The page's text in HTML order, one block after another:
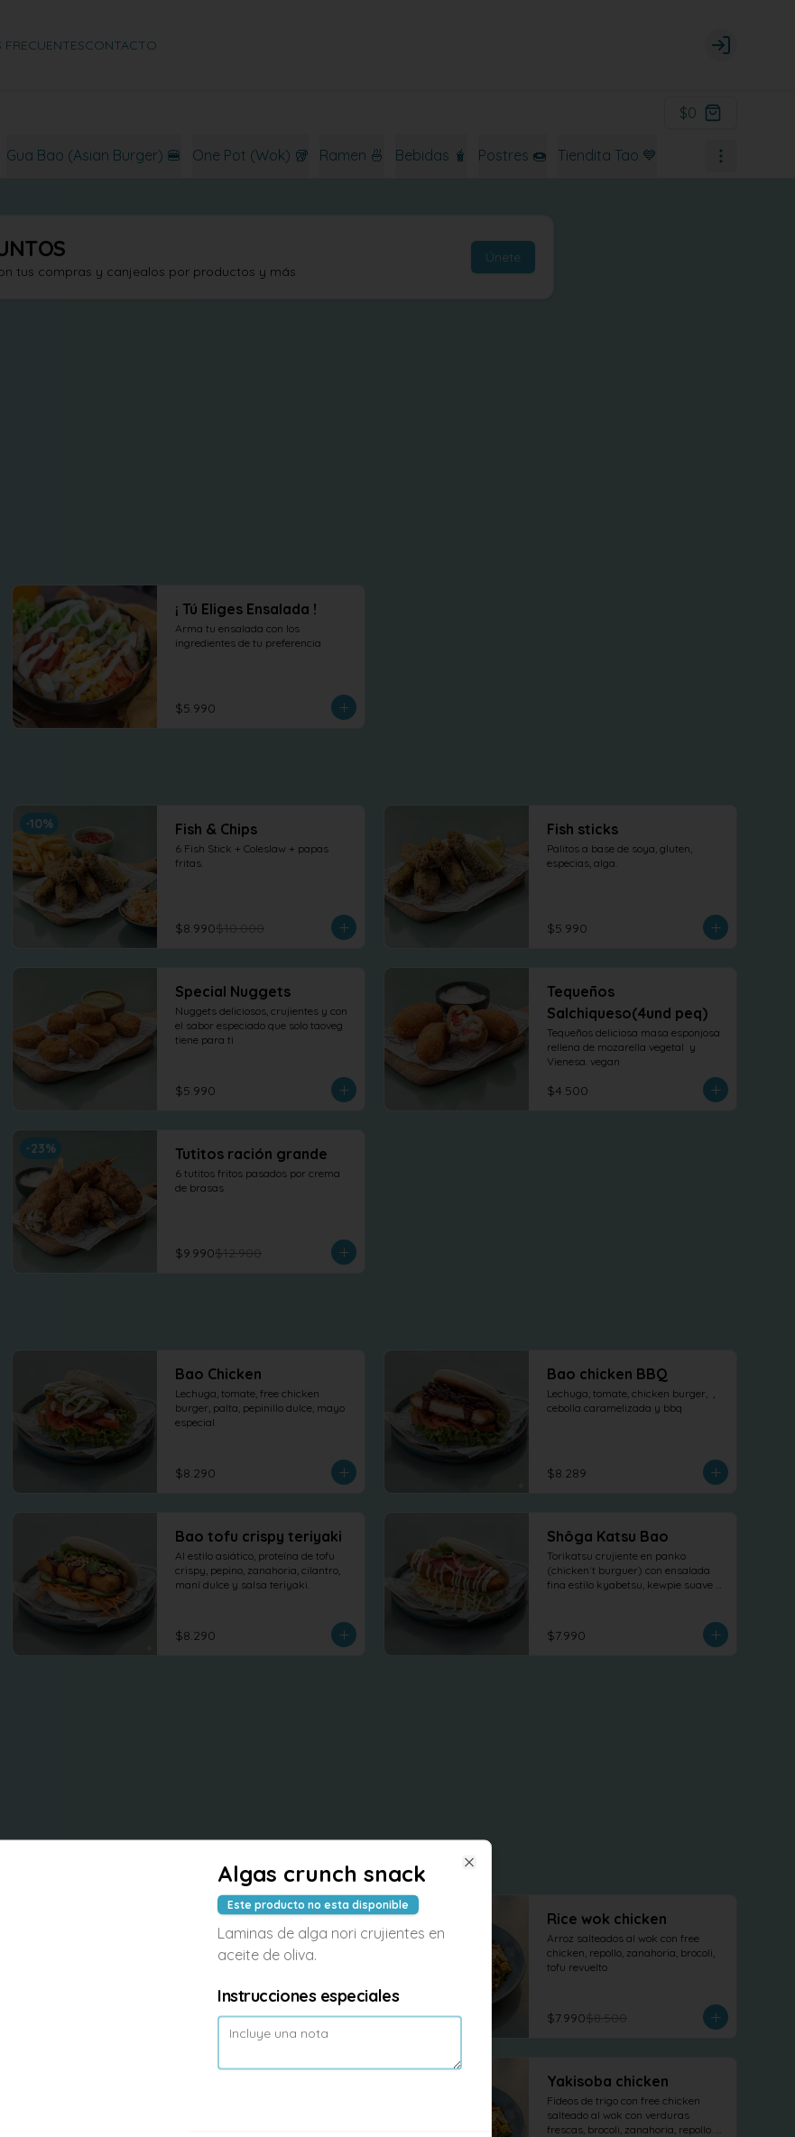
FRECUENTESCONTACTO Login
$0
Gua Bao (Asian Burger) 🍔 One Pot (Wok) 🥡 Ramen 🍜 Bebidas 🧋 Postres 🍩 Tiendita Tao 💙
tus compras y canjealos por productos y más
Únete
¡ Tú Eliges Ensalada !
Arma tu ensalada con los
ingredientes de tu preferencia
$5.990
-10% Fish & Chips
6 Fish Stick + Coleslaw + papas
fritas.
$8.990$10.000
Fish sticks
Palitos a base de soya, gluten,
especias, alga.
$5.990
Special Nuggets
Nuggets deliciosos, crujientes y con
el sabor especiado que solo taoveg
tiene para ti
$5.990
Tequeños
Salchiqueso(4und peq)
Tequeños deliciosa masa esponjosa
rellena de mozarella vegetal  y
Vienesa. vegan
$4.500
-23% Tutitos ración grande
6 tutitos fritos pasados por crema
de brasas
$9.990$12.900
Bao Chicken
Lechuga, tomate, free chicken
burger, palta, pepinillo dulce, mayo
especial.
$8.290
Bao chicken BBQ
Lechuga, tomate, chicken burger,  ,
cebolla caramelizada y bbq
$8.289
Bao tofu crispy teriyaki
Al estilo asiático, proteína de tofu
crispy, pepino, zanahoria, cilantro,
maní dulce y salsa teriyaki.
$8.290
Shôga Katsu Bao
Torikatsu crujiente en panko
(chicken´t burguer) con ensalada
fina estilo kyabetsu, kewpie suave y
terminado con cilantro fresco.
$7.990
Rice wok Seitan
Arroz salteados al wok con seitan
repollo, zanahoria, brocoli , tofu
$8.500
-6% Rice wok chicken
Arroz salteados al wok con free
chicken, repollo, zanahoria, brocoli,
tofu revuelto
$7.990$8.500
Yakisoba chicken
Fideos de trigo con free chicken
salteado al wok con verduras
frescas, brocoli, zanahoria, repollo.
Algas crunch snack
Este producto no esta disponible
Laminas de alga nori crujientes en
aceite de oliva.
Instrucciones especiales